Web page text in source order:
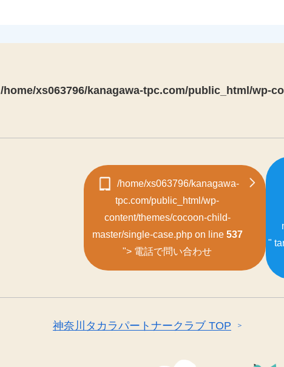
/home/xs063796/kanagawa-tpc.com/public_html/wp-
/home/xs063796/kanagawa-
tpc.com/public_html/wp-
content/themes/cocoon-child-
master/single-case.php on line 537
"> 電話で問い合わせ
"
神奈川タカラパートナークラブ TOP ＞